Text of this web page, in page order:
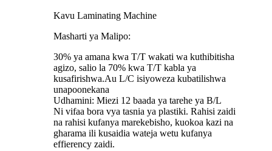
Kavu Laminating Machine
Masharti ya Malipo:
30% ya amana kwa T/T wakati wa kuthibitisha
agizo, salio la 70% kwa T/T kabla ya
kusafirishwa.Au L/C isiyoweza kubatilishwa
unapoonekana
Udhamini: Miezi 12 baada ya tarehe ya B/L
Ni vifaa bora vya tasnia ya plastiki. Rahisi zaidi
na rahisi kufanya marekebisho, kuokoa kazi na
gharama ili kusaidia wateja wetu kufanya
effierency zaidi.